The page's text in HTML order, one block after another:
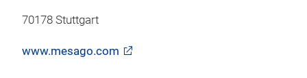
70178 Stuttgart
www.mesago.com